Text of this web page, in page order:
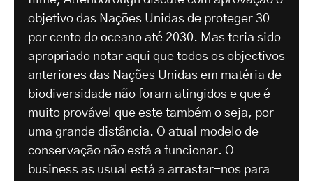
objetivo das Nações Unidas de proteger 30
por cento do oceano até 2030. Mas teria sido
apropriado notar aqui que todos os objectivos
anteriores das Nações Unidas em matéria de
biodiversidade não foram atingidos e que é
muito provável que este também o seja, por
uma grande distância. O atual modelo de
conservação não está a funcionar. O
business as usual está a arrastar-nos para